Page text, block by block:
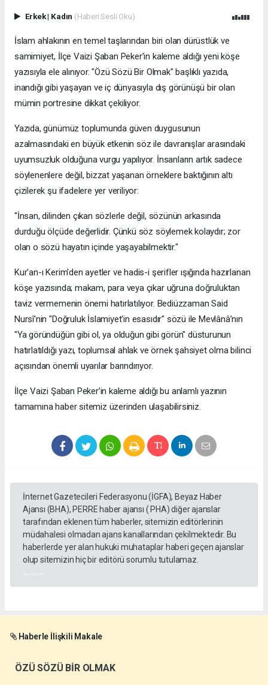
Erkek| Kadın (Haberi Sesli Oku)
İslam ahlakının en temel taşlarından biri olan dürüstlük ve
samimiyet, İlçe Vaizi Şaban Peker’in kaleme aldığı yeni köşe
yazısıyla ele alınıyor. "Özü Sözü Bir Olmak" başlıklı yazıda,
inandığı gibi yaşayan ve iç dünyasıyla dış görünüşü bir olan
mümin portresine dikkat çekiliyor.
​Yazıda, günümüz toplumunda güven duygusunun
azalmasındaki en büyük etkenin söz ile davranışlar arasındaki
uyumsuzluk olduğuna vurgu yapılıyor. İnsanların artık sadece
söylenenlere değil, bizzat yaşanan örneklere baktığının altı
çizilerek şu ifadelere yer veriliyor:
​"İnsan, dilinden çıkan sözlerle değil, sözünün arkasında
durduğu ölçüde değerlidir. Çünkü söz söylemek kolaydır; zor
olan o sözü hayatın içinde yaşayabilmektir."
​Kur'an-ı Kerim'den ayetler ve hadis-i şerifler ışığında hazırlanan
köşe yazısında; makam, para veya çıkar uğruna doğruluktan
taviz vermemenin önemi hatırlatılıyor. Bediüzzaman Said
Nursî’nin "Doğruluk İslamiyet'in esasıdır" sözü ile Mevlânâ’nın
"Ya göründüğün gibi ol, ya olduğun gibi görün" düsturunun
hatırlatıldığı yazı, toplumsal ahlak ve örnek şahsiyet olma bilinci
açısından önemli uyarılar barındırıyor.
​İlçe Vaizi Şaban Peker’in kaleme aldığı bu anlamlı yazının
tamamına haber sitemiz üzerinden ulaşabilirsiniz.
İnternet Gazetecileri Federasyonu (İGFA), Beyaz Haber
Ajansı (BHA), PERRE haber ajansı ( PHA) diğer ajanslar
tarafından eklenen tüm haberler, sitemizin editörlerinin
müdahalesi olmadan ajans kanallarından çekilmektedir. Bu
haberlerde yer alan hukuki muhataplar haberi geçen ajanslar
olup sitemizin hiç bir editörü sorumlu tutulamaz.
Haberle İlişkili Makale
ÖZÜ SÖZÜ BİR OLMAK